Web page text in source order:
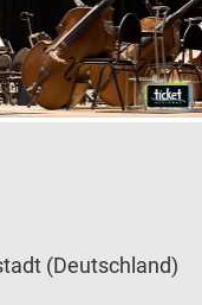
(Deutschland)